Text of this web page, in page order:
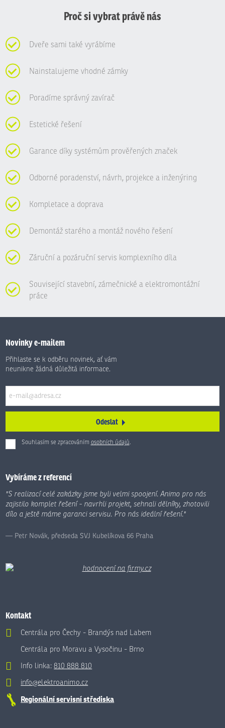
Proč si vybrat právě nás
Dveře sami také vyrábíme
Nainstalujeme vhodné zámky
Poradíme správný zavírač
Estetické řešení
Garance díky systémům prověřených značek
Odborné poradenství, návrh, projekce a inženýring
Kompletace a doprava
Demontáž starého a montáž nového řešení
Záruční a pozáruční servis komplexního díla
Související stavební, zámečnické a elektromontážní
práce
Novinky e-mailem
Přihlaste se k odběru novinek, ať vám
neunikne žádná důležitá informace.
Odeslat
Souhlasím se zpracováním osobních údajů.
Formulář
nepodařilo
odeslat.
Vybíráme z referencí
"S realizací celé zakázky jsme byli velmi spoojení. Animo pro nás
zajistilo komplet řešení - navrhli projekt, sehnali dělníky, zhotovili
dílo a ještě máme garanci servisu. Pro nás ideální řešení."
Petr Novák, předseda SVJ Kubelíkova 66 Praha
Kontakt
Centrála pro Čechy - Brandýs nad Labem
Centrála pro Moravu a Vysočinu - Brno
Info linka:810 888 810
info@elektroanimo.cz
Regionální servisní střediska